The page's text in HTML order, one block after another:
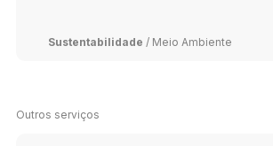
Sustentabilidade / Meio Ambiente
Outros serviços